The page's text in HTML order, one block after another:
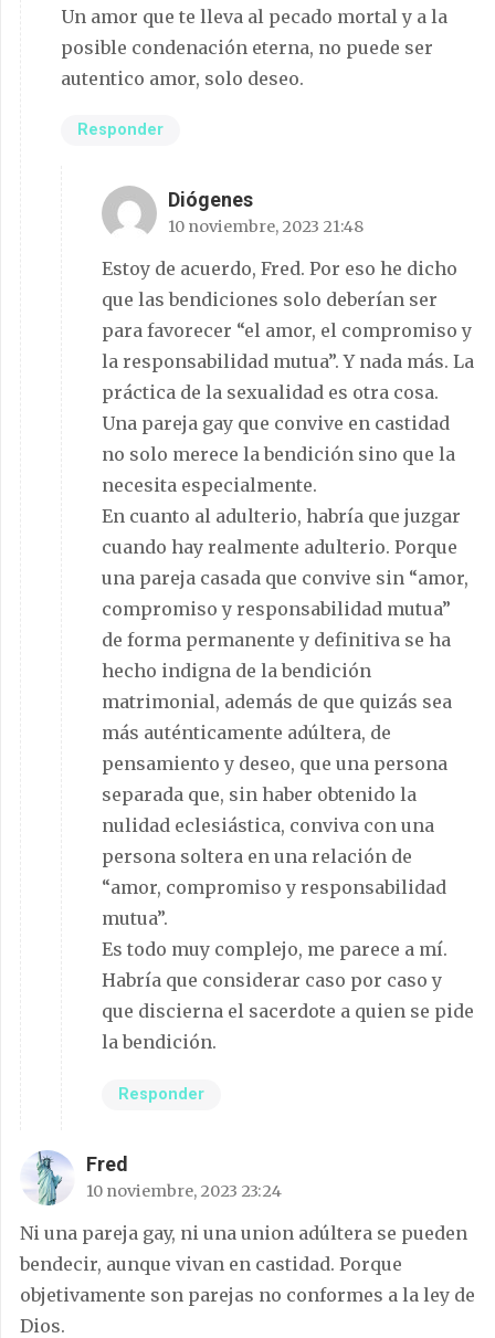
Un amor que te lleva al pecado mortal y a la
posible condenación eterna, no puede ser
autentico amor, solo deseo.
Responder
Diógenes
10 noviembre, 2023 21:48
Estoy de acuerdo, Fred. Por eso he dicho
que las bendiciones solo deberían ser
para favorecer “el amor, el compromiso y
la responsabilidad mutua”. Y nada más. La
práctica de la sexualidad es otra cosa.
Una pareja gay que convive en castidad
no solo merece la bendición sino que la
necesita especialmente.
En cuanto al adulterio, habría que juzgar
cuando hay realmente adulterio. Porque
una pareja casada que convive sin “amor,
compromiso y responsabilidad mutua”
de forma permanente y definitiva se ha
hecho indigna de la bendición
matrimonial, además de que quizás sea
más auténticamente adúltera, de
pensamiento y deseo, que una persona
separada que, sin haber obtenido la
nulidad eclesiástica, conviva con una
persona soltera en una relación de
“amor, compromiso y responsabilidad
mutua”.
Es todo muy complejo, me parece a mí.
Habría que considerar caso por caso y
que discierna el sacerdote a quien se pide
la bendición.
Responder
Fred
10 noviembre, 2023 23:24
Ni una pareja gay, ni una union adúltera se pueden
bendecir, aunque vivan en castidad. Porque
objetivamente son parejas no conformes a la ley de
Dios.